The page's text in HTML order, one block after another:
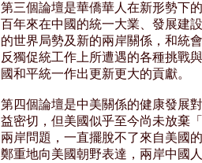
第三個論壇是華僑華人在新形勢下
百年來在中國的統一大業、發展建
的世界局勢及新的兩岸關係，和統
反獨促統工作上所遭遇的各種挑戰
國和平統一作出更新更大的貢獻。
第四個論壇是中美關係的健康發展
益密切，但美國似乎至今尚未放棄
兩岸問題，一直擺脫不了來自美國
鄭重地向美國朝野表達，兩岸中國